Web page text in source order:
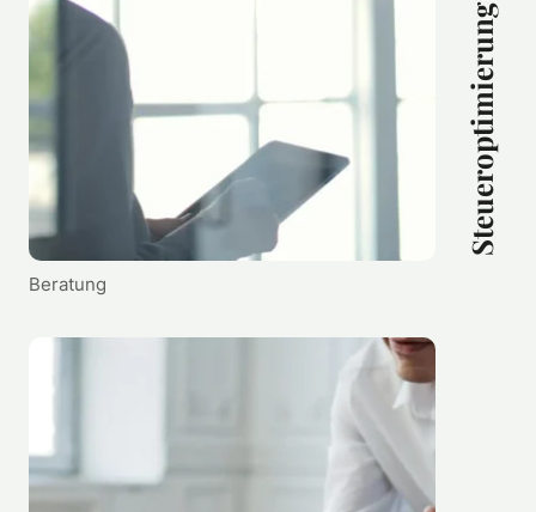
Beratung
Steueroptimierung